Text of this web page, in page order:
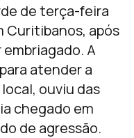
de terça-feira
Curitibanos, após
A
atender a
ouviu das
chegado em
de agressão.